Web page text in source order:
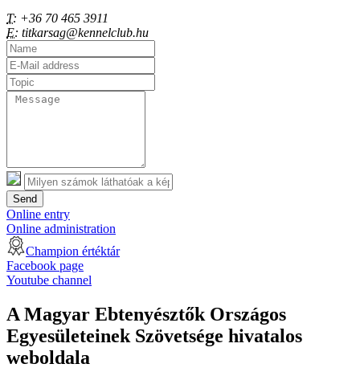
T: +36 70 465 3911
E: titkarsag@kennelclub.hu
Send
Online entry
Online administration
Champion értéktár
Facebook page
Youtube channel
A Magyar Ebtenyésztők Országos
Egyesületeinek Szövetsége hivatalos
weboldala